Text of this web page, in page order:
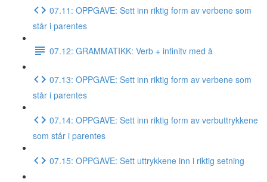
07.11: OPPGAVE: Sett inn riktig form av verbene som
står i parentes
07.12: GRAMMATIKK: Verb + infinitv med å
07.13: OPPGAVE: Sett inn riktig form av verbene som
står i parentes
07.14: OPPGAVE: Sett inn riktig form av verbuttrykkene
som står i parentes
07.15: OPPGAVE: Sett uttrykkene inn i riktig setning